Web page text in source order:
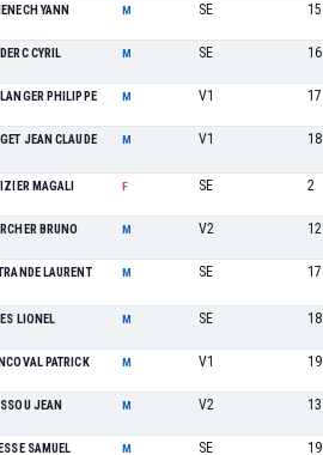
YANN M SE 15
CYRIL M SE 16
PHILIPPE M V1 17
JEAN CLAUDE M V1 18
MAGALI F SE 2
BRUNO M V2 12
LAURENT M SE 17
LIONEL M SE 18
PATRICK M V1 19
JEAN M V2 13
SAMUEL M SE 19